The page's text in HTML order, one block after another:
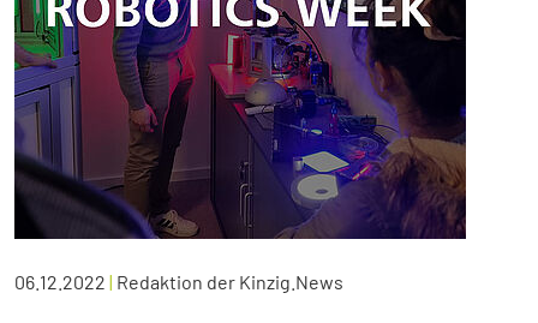
06.12.2022 | Redaktion der Kinzig.News